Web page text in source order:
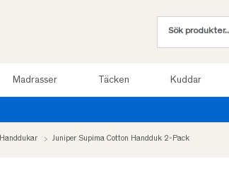
Madrasser Täcken Kuddar
Handdukar Juniper Supima Cotton Handduk 2-Pack